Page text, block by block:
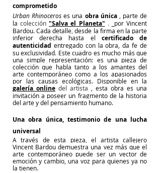
comprometido
Urban Rhinoceros es una obra única , parte de
la colección "Salva el Planeta" .
por Vincent
Bardou. Cada detalle, desde la firma en la parte
inferior derecha hasta el
certificado de
autenticidad entregado con la obra, da fe de
su exclusividad. Este cuadro es mucho más que
una simple representación: es una pieza de
colección que habla tanto a los amantes del
arte contemporáneo como a los apasionados
por las causas ecológicas. Disponible en la
galería online del artista , esta obra es una
invitación a poseer un fragmento de la historia
del arte y del pensamiento humano.
Una obra única, testimonio de una lucha
universal
A través de esta pieza, el artista callejero
Vincent Bardou demuestra una vez más que el
arte contemporáneo puede ser un vector de
emoción y cambio, una voz para quienes ya no
la tienen.